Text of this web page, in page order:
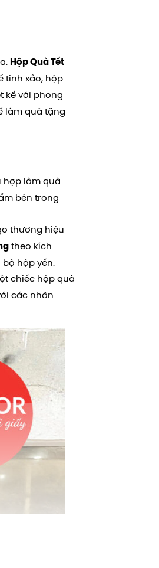
Hộp Quà Tết
tinh xảo, hộp
kế với phong
làm quà tặng
hợp làm quà
bên trong
thương hiệu
theo kích
hộp yến.
chiếc hộp quà
các nhãn